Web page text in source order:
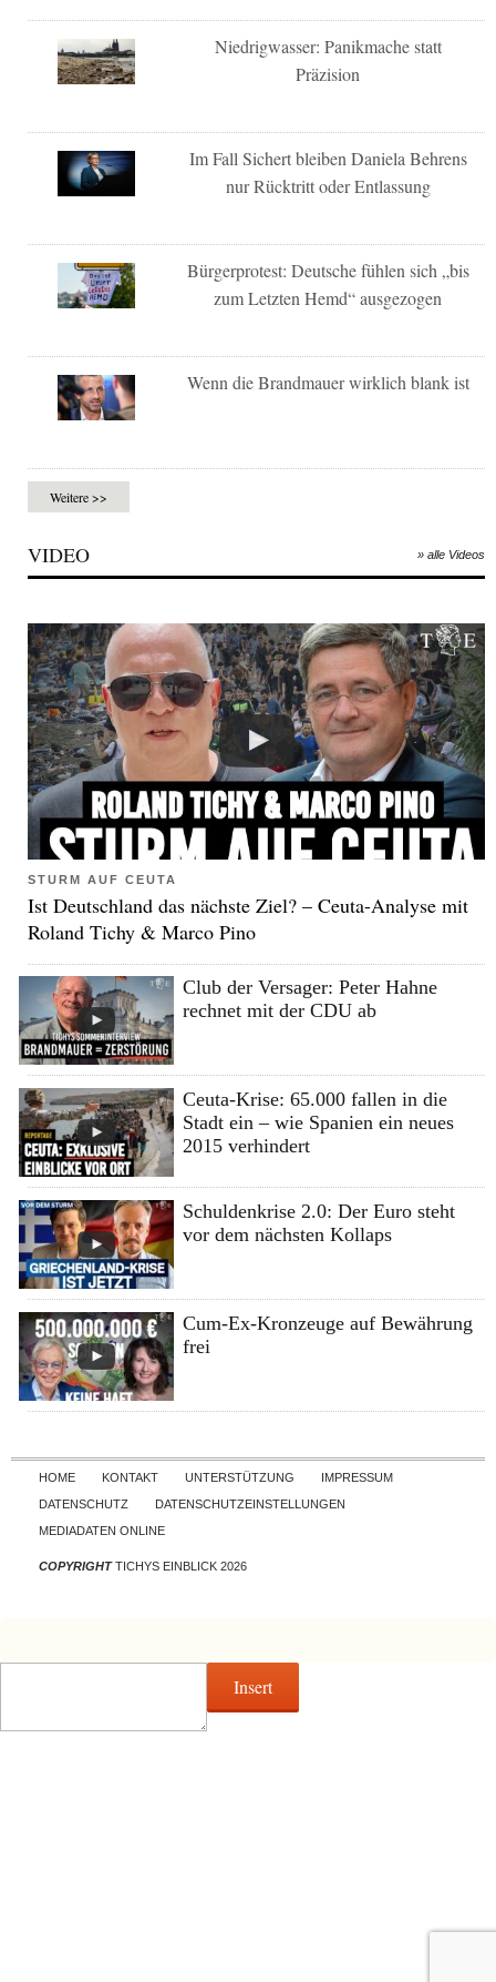
Niedrigwasser: Panikmache statt
Präzision
Im Fall Sichert bleiben Daniela Behrens
nur Rücktritt oder Entlassung
Bürgerprotest: Deutsche fühlen sich „bis
zum Letzten Hemd“ ausgezogen
Wenn die Brandmauer wirklich blank ist
Weitere >>
VIDEO » alle Videos
STURM AUF CEUTA
Ist Deutschland das nächste Ziel? – Ceuta-Analyse mit
Roland Tichy & Marco Pino
Club der Versager: Peter Hahne
rechnet mit der CDU ab
Ceuta-Krise: 65.000 fallen in die
Stadt ein – wie Spanien ein neues
2015 verhindert
Schuldenkrise 2.0: Der Euro steht
vor dem nächsten Kollaps
Cum-Ex-Kronzeuge auf Bewährung
frei
Skip to content
HOME KONTAKT UNTERSTÜTZUNG
IMPRESSUM
DATENSCHUTZ
DATENSCHUTZEINSTELLUNGEN
MEDIADATEN ONLINE
COPYRIGHTTICHYS EINBLICK 2026
Insert